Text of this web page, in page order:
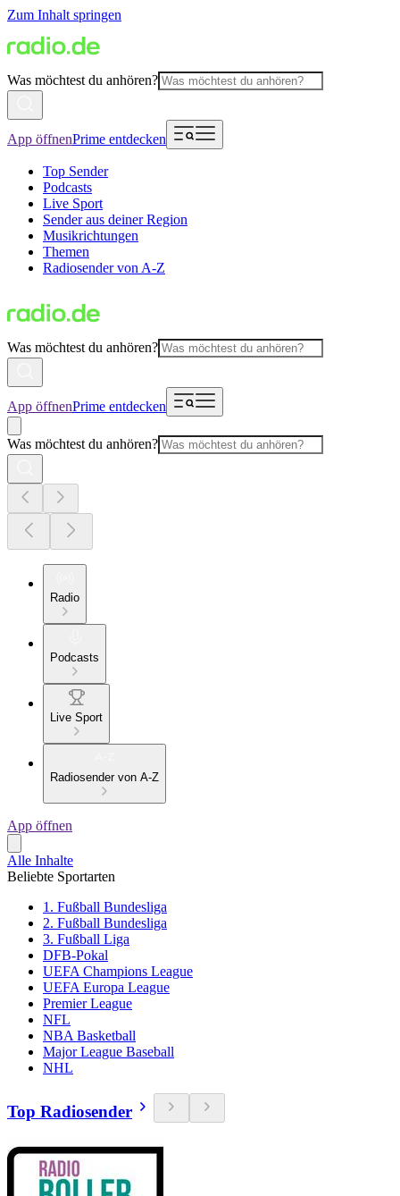
Zum Inhalt springen
Was möchtest du anhören?
App öffnenPrime entdecken
Top Sender
Podcasts
Live Sport
Sender aus deiner Region
Musikrichtungen
Themen
Radiosender von A-Z
Was möchtest du anhören?
App öffnenPrime entdecken
Was möchtest du anhören?
Radio
Podcasts
Live Sport
Radiosender von A-Z
App öffnen
Alle Inhalte
Beliebte Sportarten
1. Fußball Bundesliga
2. Fußball Bundesliga
3. Fußball Liga
DFB-Pokal
UEFA Champions League
UEFA Europa League
Premier League
NFL
NBA Basketball
Major League Baseball
NHL
Top Radiosender